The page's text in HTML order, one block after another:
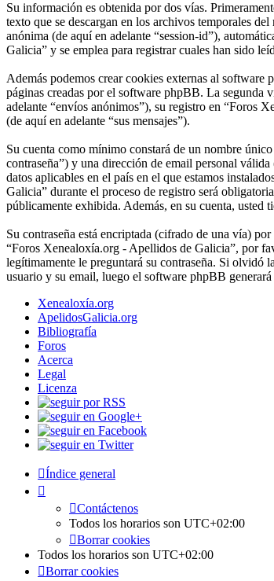
Su información es obtenida por dos vías.
texto que se descargan en los archivos temporales
anónima (de aquí en adelante “session-id”),
Galicia” y se emplea para registrar cuales han sido
Además podemos crear cookies externas al software
páginas creadas por el software phpBB. La segunda
adelante “envíos anónimos”), su registro en “Foros
(de aquí en adelante “sus mensajes”).
Su cuenta como mínimo constará de un nombre
contraseña”) y una dirección de email personal
datos aplicables en el país en el que estamos
Galicia” durante el proceso de registro será
públicamente exhibida. Además, en su cuenta, usted
Su contraseña está encriptada (cifrado de una vía)
“Foros Xenealoxía.org - Apellidos de Galicia”, por
legítimamente le preguntará su contraseña. Si olvidó
usuario y su email, luego el software phpBB
Xenealoxía.org
ApelidosGalicia.org
Bibliografía
Foros
Acerca
Legal
Licenza
Índice general
Contáctenos
Todos los horarios son UTC+02:00
Borrar cookies
Todos los horarios son UTC+02:00
Borrar cookies